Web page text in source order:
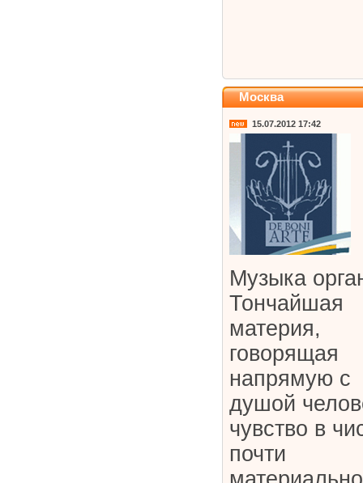
Москва
15.07.2012 17:42
Музыка
Тончайшая
материя,
говорящая
напрямую с
душой
чувство в
почти